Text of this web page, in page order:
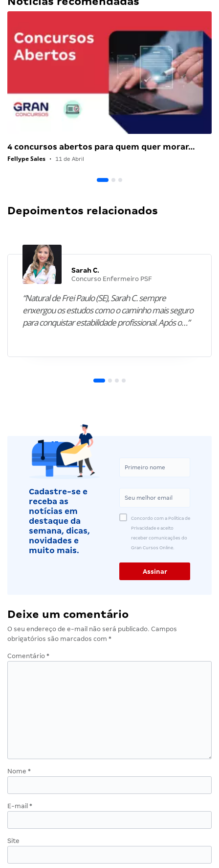
4 concursos abertos para quem quer morar…
Fellype Sales • 11 de Abril
Depoimentos relacionados
Sarah C.
Concurso Enfermeiro PSF
“Natural de Frei Paulo (SE), Sarah C. sempre
enxergou os estudos como o caminho mais seguro
para conquistar estabilidade profissional. Após o…”
Cadastre-se e
receba as
notícias em
destaque da
semana, dicas,
novidades e
muito mais.
Concordo com a Política de
Privacidade e aceito
receber comunicações do
Gran Cursos Online.
Deixe um comentário
O seu endereço de e-mail não será publicado. Campos
obrigatórios são marcados com *
Comentário *
Nome *
E-mail *
Site